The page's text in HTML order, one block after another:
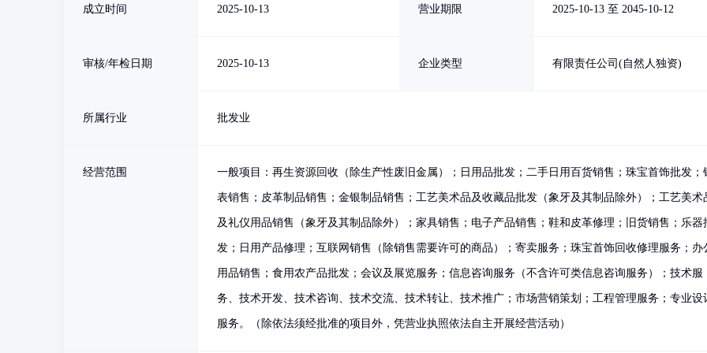
成立时间 2025-10-13 营业期限 2025-10-13 至 2045-10-12
审核/年检日期 2025-10-13 企业类型 有限责任公司(自然人独资)
所属行业 批发业
经营范围 一般项目：再生资源回收（除生产性废旧金属）；日用品批发；二手日用百货销售；珠宝首饰批发；
表销售；皮革制品销售；金银制品销售；工艺美术品及收藏品批发（象牙及其制品除外）；工艺美术
及礼仪用品销售（象牙及其制品除外）；家具销售；电子产品销售；鞋和皮革修理；旧货销售；乐器
发；日用产品修理；互联网销售（除销售需要许可的商品）；寄卖服务；珠宝首饰回收修理服务；办
用品销售；食用农产品批发；会议及展览服务；信息咨询服务（不含许可类信息咨询服务）；技术服
务、技术开发、技术咨询、技术交流、技术转让、技术推广；市场营销策划；工程管理服务；专业设
服务。（除依法须经批准的项目外，凭营业执照依法自主开展经营活动）